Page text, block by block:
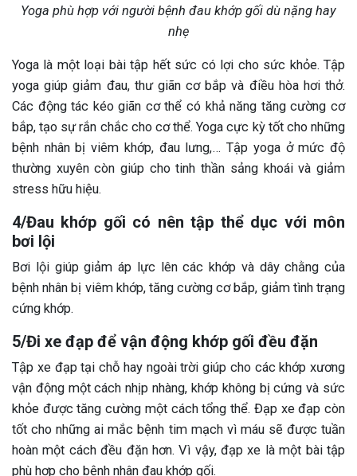
Yoga phù hợp với người bệnh đau khớp gối dù nặng hay
nhẹ
Yoga là một loại bài tập hết sức có lợi cho sức khỏe. Tập
yoga giúp giảm đau, thư giãn cơ bắp và điều hòa hơi thở.
Các động tác kéo giãn cơ thể có khả năng tăng cường cơ
bắp, tạo sự rắn chắc cho cơ thể. Yoga cực kỳ tốt cho những
bệnh nhân bị viêm khớp, đau lưng,… Tập yoga ở mức độ
thường xuyên còn giúp cho tinh thần sảng khoái và giảm
stress hữu hiệu.
4/Đau khớp gối có nên tập thể dục với môn
bơi lội
Bơi lội giúp giảm áp lực lên các khớp và dây chằng của
bệnh nhân bị viêm khớp, tăng cường cơ bắp, giảm tình trạng
cứng khớp.
5/Đi xe đạp để vận động khớp gối đều đặn
Tập xe đạp tại chỗ hay ngoài trời giúp cho các khớp xương
vận động một cách nhịp nhàng, khớp không bị cứng và sức
khỏe được tăng cường một cách tổng thể. Đạp xe đạp còn
tốt cho những ai mắc bệnh tim mạch vì máu sẽ được tuần
hoàn một cách đều đặn hơn. Vì vậy, đạp xe là một bài tập
phù hợp cho bệnh nhân đau khớp gối.